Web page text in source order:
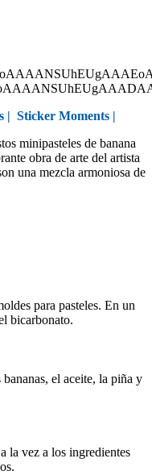
| Sticker Moments |
minipasteles de banana
obra de arte del artista
una mezcla armoniosa de
para pasteles. En un
bicarbonato.
el aceite, la piña y
la vez a los ingredientes